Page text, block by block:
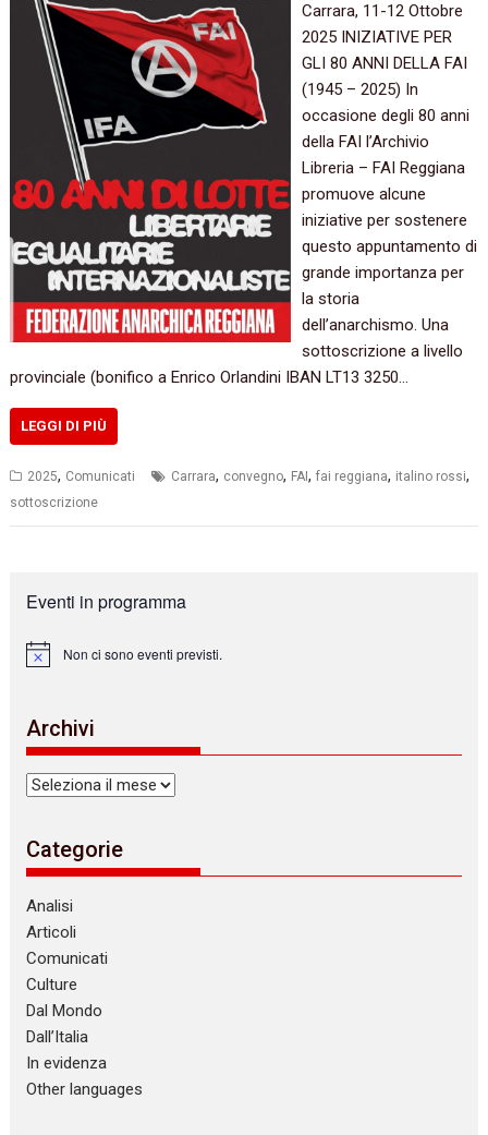
Carrara, 11-12 Ottobre
2025 INIZIATIVE PER
GLI 80 ANNI DELLA FAI
(1945 – 2025) In
occasione degli 80 anni
della FAI l’Archivio
Libreria – FAI Reggiana
promuove alcune
iniziative per sostenere
questo appuntamento di
grande importanza per
la storia
dell’anarchismo. Una
sottoscrizione a livello
provinciale (bonifico a Enrico Orlandini IBAN LT13 3250…
LEGGI DI PIÙ
2025, Comunicati Carrara, convegno, FAI,fai reggiana, italino rossi,
sottoscrizione
Eventi in programma
N
c
e
Non ci sono eventi previsti.
Archivi
Archivi
Categorie
Analisi
Articoli
Comunicati
Culture
Dal Mondo
Dall’Italia
In evidenza
Other languages